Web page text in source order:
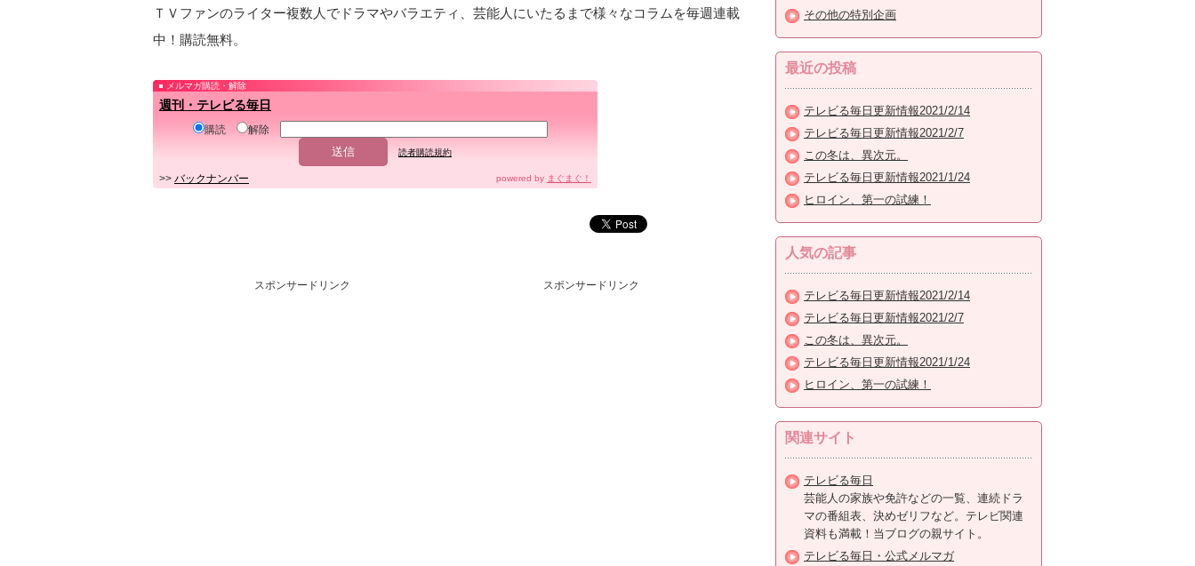
ＴＶファンのライター複数人でドラマやバラエティ、芸能人にいたるまで様々なコラムを毎週連載
中！購読無料。
メルマガ購読・解除
週刊・テレビる毎日
購読 解除
読者購読規約
>> バックナンバー powered by まぐまぐ！
スポンサードリンク スポンサードリンク
その他の特別企画
最近の投稿
テレビる毎日更新情報2021/2/14
テレビる毎日更新情報2021/2/7
この冬は、異次元。
テレビる毎日更新情報2021/1/24
ヒロイン、第一の試練！
人気の記事
テレビる毎日更新情報2021/2/14
テレビる毎日更新情報2021/2/7
この冬は、異次元。
テレビる毎日更新情報2021/1/24
ヒロイン、第一の試練！
関連サイト
テレビる毎日
芸能人の家族や免許などの一覧、連続ドラ
マの番組表、決めゼリフなど。テレビ関連
資料も満載！当ブログの親サイト。
テレビる毎日・公式メルマガ